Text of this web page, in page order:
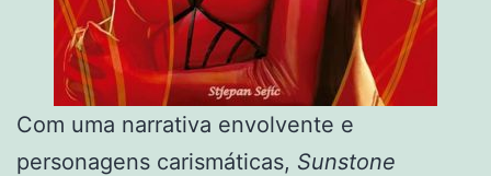
Com uma narrativa envolvente e
personagens carismáticas, Sunstone